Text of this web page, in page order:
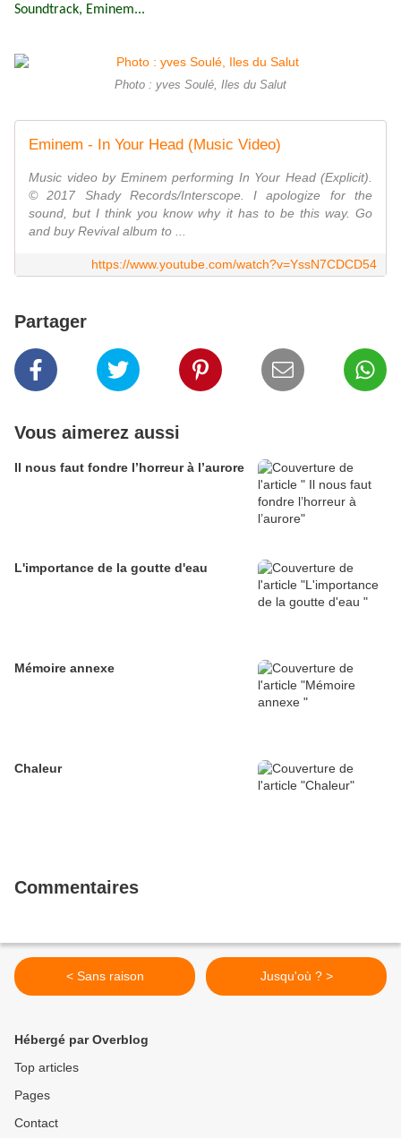
Soundtrack, Eminem...
Photo : yves Soulé, Iles du Salut
Eminem - In Your Head (Music Video)
Music video by Eminem performing In Your Head (Explicit).
© 2017 Shady Records/Interscope. I apologize for the
sound, but I think you know why it has to be this way. Go
and buy Revival album to ...
https://www.youtube.com/watch?v=YssN7CDCD54
Partager
Vous aimerez aussi
Il nous faut fondre l’horreur à l’aurore
L'importance de la goutte d'eau
Mémoire annexe
Chaleur
Commentaires
< Sans raison Jusqu'où ? >
Hébergé par Overblog
Top articles
Pages
Contact